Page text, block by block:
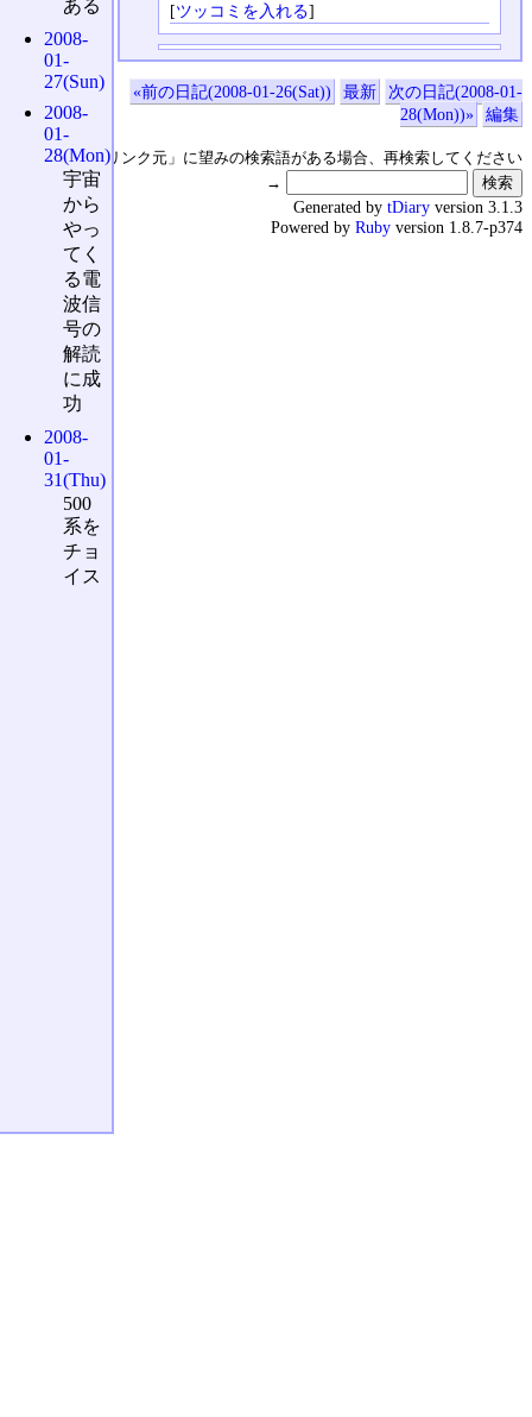
[ツッコミを入れる]
«前の日記(2008-01-26(Sat)) 最新
次の日記(2008-01-
28(Mon))»
編集
↑の「本日のリンク元」に望みの検索語がある場合、再検索してください
→
ある
2008-
01-
27(Sun)
2008-
01-
28(Mon)
宇宙
から
やっ
てく
る電
波信
号の
解読
に成
功
2008-
01-
31(Thu)
500
系を
チョ
イス
Generated by tDiary version 3.1.3
Powered by Ruby version 1.8.7-p374